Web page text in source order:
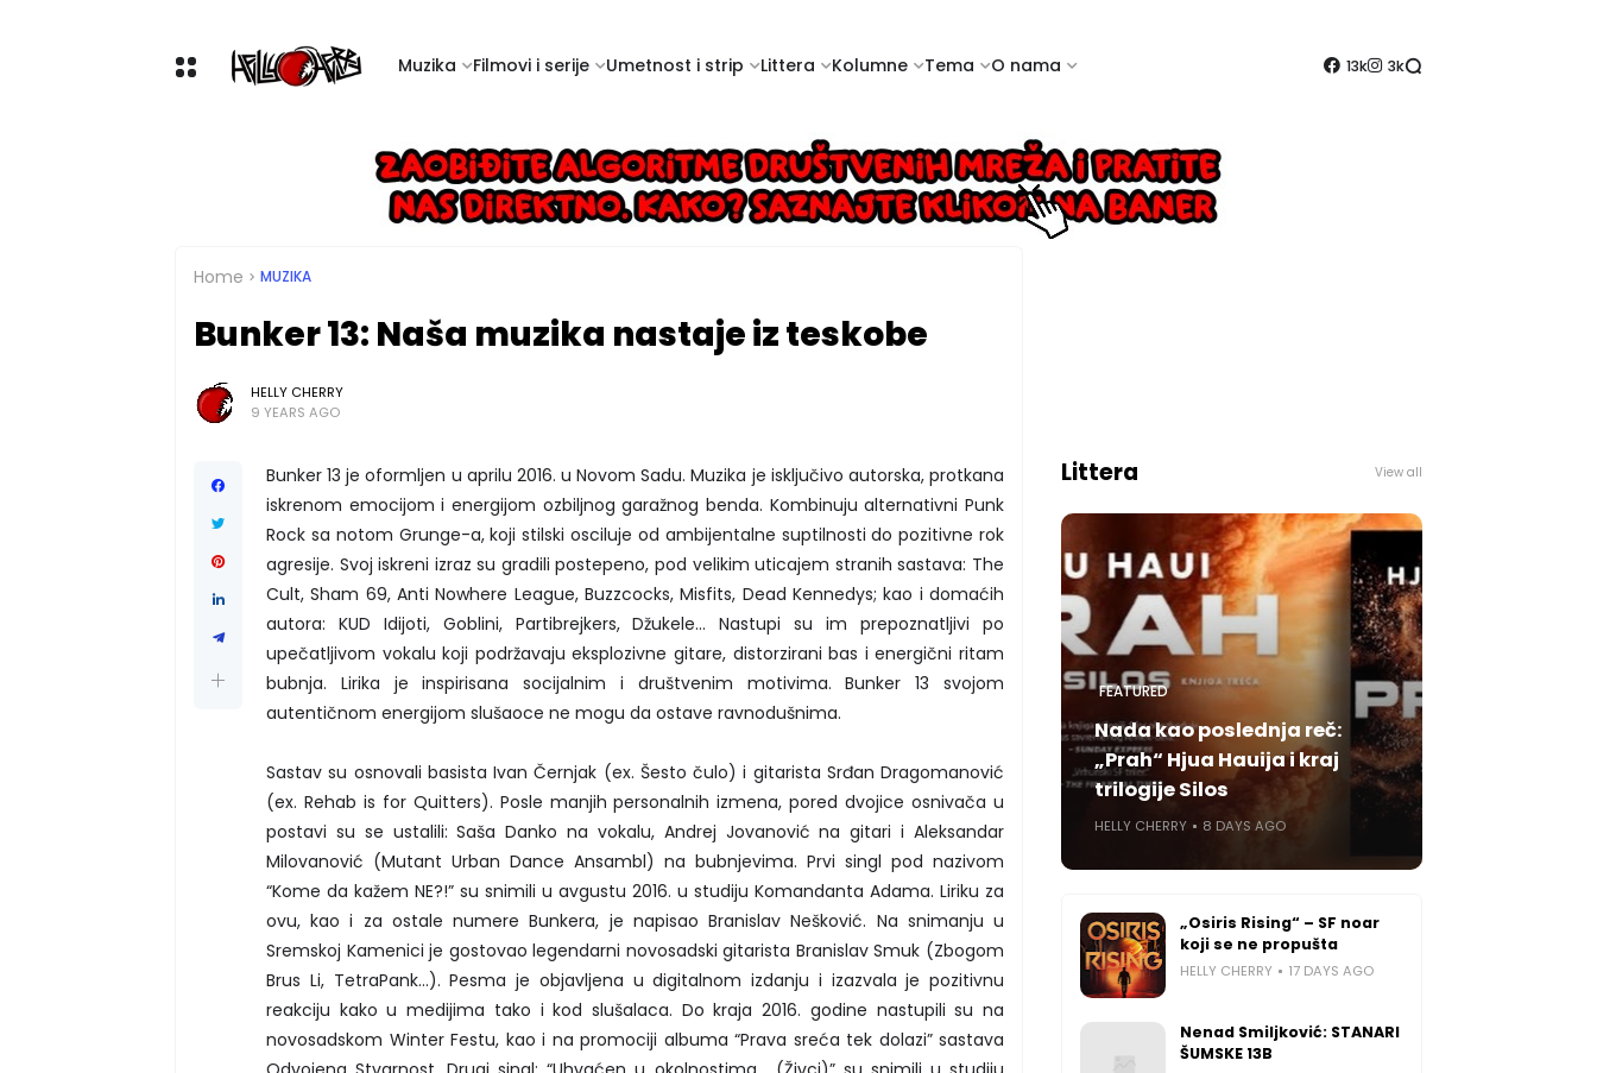
Muzika Filmovi i serije Umetnost i strip Littera Kolumne Tema O nama 13k 3k
Home MUZIKA
Bunker 13: Naša muzika nastaje iz teskobe
HELLY CHERRY
9 YEARS AGO
Bunker 13 je oformljen u aprilu 2016. u Novom Sadu. Muzika je isključivo autorska, protkana
iskrenom emocijom i energijom ozbiljnog garažnog benda. Kombinuju alternativni Punk
Rock sa notom Grunge-a, koji stilski osciluje od ambijentalne suptilnosti do pozitivne rok
agresije. Svoj iskreni izraz su gradili postepeno, pod velikim uticajem stranih sastava: The
Cult, Sham 69, Anti Nowhere League, Buzzcocks, Misfits, Dead Kennedys; kao i domaćih
autora: KUD Idijoti, Goblini, Partibrejkers, Džukele… Nastupi su im prepoznatljivi po
upečatljivom vokalu koji podržavaju eksplozivne gitare, distorzirani bas i energični ritam
bubnja. Lirika je inspirisana socijalnim i društvenim motivima. Bunker 13 svojom
autentičnom energijom slušaoce ne mogu da ostave ravnodušnima.
Sastav su osnovali basista Ivan Černjak (ex. Šesto čulo) i gitarista Srđan Dragomanović
(ex. Rehab is for Quitters). Posle manjih personalnih izmena, pored dvojice osnivača u
postavi su se ustalili: Saša Danko na vokalu, Andrej Jovanović na gitari i Aleksandar
Milovanović (Mutant Urban Dance Ansambl) na bubnjevima. Prvi singl pod nazivom
“Kome da kažem NE?!” su snimili u avgustu 2016. u studiju Komandanta Adama. Liriku za
ovu, kao i za ostale numere Bunkera, je napisao Branislav Nešković. Na snimanju u
Sremskoj Kamenici je gostovao legendarni novosadski gitarista Branislav Smuk (Zbogom
Brus Li, TetraPank…). Pesma je objavljena u digitalnom izdanju i izazvala je pozitivnu
reakciju kako u medijima tako i kod slušalaca. Do kraja 2016. godine nastupili su na
novosadskom Winter Festu, kao i na promociji albuma “Prava sreća tek dolazi” sastava
Littera View all
FEATURED
Nada kao poslednja reč:
„Prah“ Hjua Hauija i kraj
trilogije Silos
HELLY CHERRY 8 DAYS AGO
„Osiris Rising“ – SF noar
koji se ne propušta
HELLY CHERRY 17 DAYS AGO
Nenad Smiljković: STANARI
ŠUMSKE 13B